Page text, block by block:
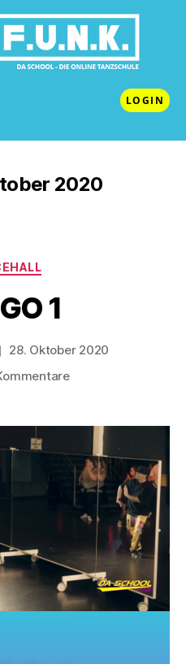
LOGIN
2020
1
28. Oktober 2020